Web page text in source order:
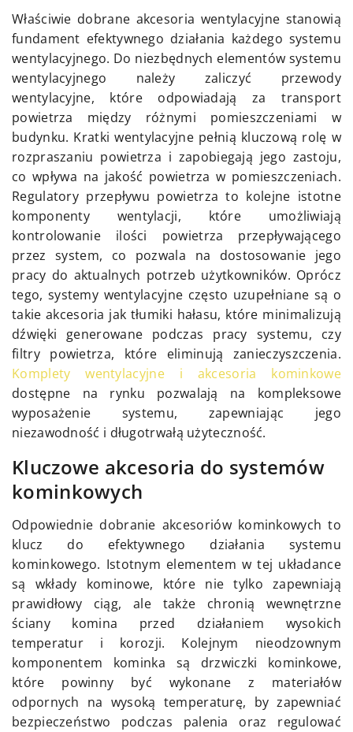
Właściwie dobrane akcesoria wentylacyjne stanowią
fundament efektywnego działania każdego systemu
wentylacyjnego. Do niezbędnych elementów systemu
wentylacyjnego należy zaliczyć przewody
wentylacyjne, które odpowiadają za transport
powietrza między różnymi pomieszczeniami w
budynku. Kratki wentylacyjne pełnią kluczową rolę w
rozpraszaniu powietrza i zapobiegają jego zastoju,
co wpływa na jakość powietrza w pomieszczeniach.
Regulatory przepływu powietrza to kolejne istotne
komponenty wentylacji, które umożliwiają
kontrolowanie ilości powietrza przepływającego
przez system, co pozwala na dostosowanie jego
pracy do aktualnych potrzeb użytkowników. Oprócz
tego, systemy wentylacyjne często uzupełniane są o
takie akcesoria jak tłumiki hałasu, które minimalizują
dźwięki generowane podczas pracy systemu, czy
filtry powietrza, które eliminują zanieczyszczenia.
Komplety wentylacyjne i akcesoria kominkowe
dostępne na rynku pozwalają na kompleksowe
wyposażenie systemu, zapewniając jego
niezawodność i długotrwałą użyteczność.
Kluczowe akcesoria do systemów
kominkowych
Odpowiednie dobranie akcesoriów kominkowych to
klucz do efektywnego działania systemu
kominkowego. Istotnym elementem w tej układance
są wkłady kominowe, które nie tylko zapewniają
prawidłowy ciąg, ale także chronią wewnętrzne
ściany komina przed działaniem wysokich
temperatur i korozji. Kolejnym nieodzownym
komponentem kominka są drzwiczki kominkowe,
które powinny być wykonane z materiałów
odpornych na wysoką temperaturę, by zapewniać
bezpieczeństwo podczas palenia oraz regulować